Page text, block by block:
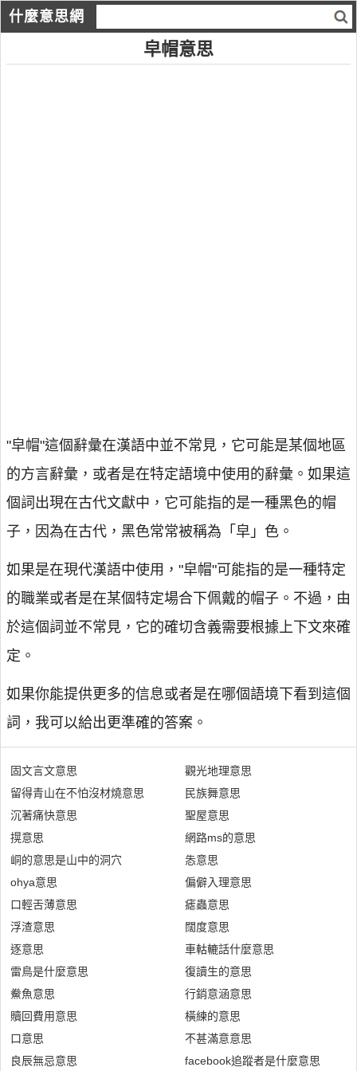
什麼意思網
皁帽意思
"皁帽"這個辭彙在漢語中並不常見，它可能是某個地區
的方言辭彙，或者是在特定語境中使用的辭彙。如果這
個詞出現在古代文獻中，它可能指的是一種黑色的帽
子，因為在古代，黑色常常被稱為「皁」色。
如果是在現代漢語中使用，"皁帽"可能指的是一種特定
的職業或者是在某個特定場合下佩戴的帽子。不過，由
於這個詞並不常見，它的確切含義需要根據上下文來確
定。
如果你能提供更多的信息或者是在哪個語境下看到這個
詞，我可以給出更準確的答案。
固文言文意思
留得青山在不怕沒材燒意思
沉著痛快意思
㨪意思
峒的意思是山中的洞穴
ohya意思
口輕舌薄意思
浮渣意思
逐意思
雷鳥是什麼意思
鮝魚意思
贖回費用意思
口意思
良辰無忌意思
觀光地理意思
民族舞意思
聖屋意思
網路ms的意思
怣意思
偏僻入理意思
瘧蟲意思
闊度意思
車軲轆話什麼意思
復讀生的意思
行銷意涵意思
橫練的意思
不甚滿意意思
facebook追蹤者是什麼意思